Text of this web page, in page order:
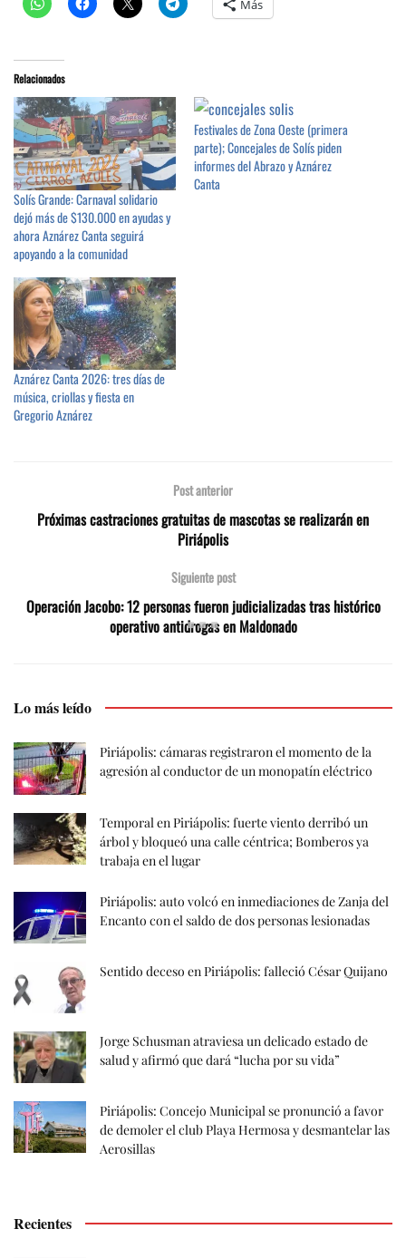
Más
Relacionados
Solís Grande: Carnaval solidario
dejó más de $130.000 en ayudas y
ahora Aznárez Canta seguirá
apoyando a la comunidad
Festivales de Zona Oeste (primera
parte); Concejales de Solís piden
informes del Abrazo y Aznárez
Canta
Aznárez Canta 2026: tres días de
música, criollas y fiesta en
Gregorio Aznárez
Post anterior
Próximas castraciones gratuitas de mascotas se realizarán en
Piriápolis
Siguiente post
Operación Jacobo: 12 personas fueron judicializadas tras histórico
operativo antidrogas en Maldonado
Lo más leído
Piriápolis: cámaras registraron el momento de la
agresión al conductor de un monopatín eléctrico
Temporal en Piriápolis: fuerte viento derribó un
árbol y bloqueó una calle céntrica; Bomberos ya
trabaja en el lugar
Piriápolis: auto volcó en inmediaciones de Zanja del
Encanto con el saldo de dos personas lesionadas
Sentido deceso en Piriápolis: falleció César Quijano
Jorge Schusman atraviesa un delicado estado de
salud y afirmó que dará “lucha por su vida”
Piriápolis: Concejo Municipal se pronunció a favor
de demoler el club Playa Hermosa y desmantelar las
Aerosillas
Recientes